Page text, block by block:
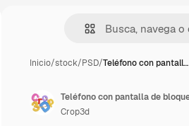
Inicio/stock/PSD/Teléfono con pantall…
Crop3d